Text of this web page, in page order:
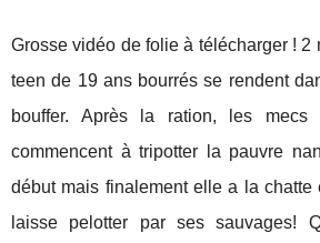
Grosse vidéo de folie à télécharger ! 2
teen de 19 ans bourrés se rendent
bouffer. Après la ration, les mecs
commencent à tripotter la pauvre
début mais finalement elle a la chatte
laisse pelotter par ses sauvages!